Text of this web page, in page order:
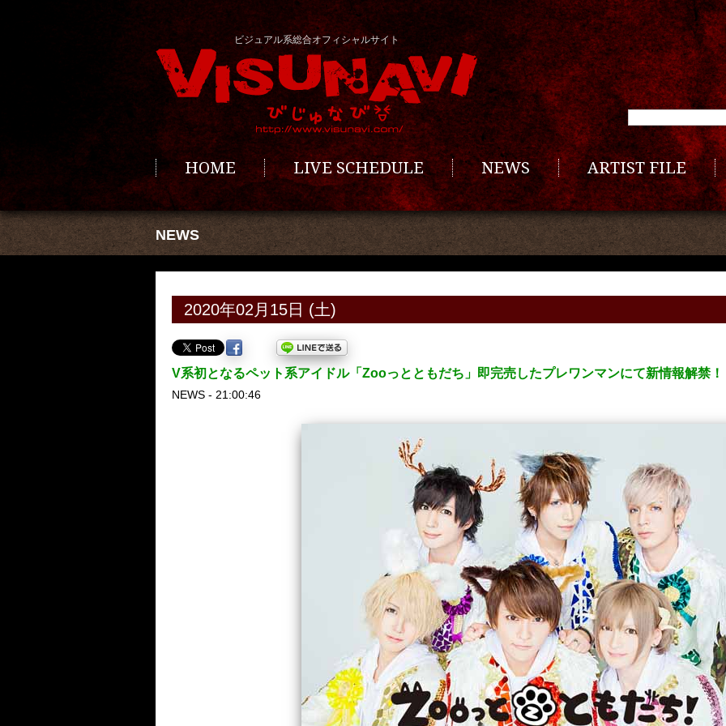
ビジュアル系総合オフィシャルサイト
HOME LIVE SCHEDULE NEWS ARTIST FILE
NEWS
2020年02月15日 (土)
V系初となるペット系アイドル「Zooっとともだち」即完売したプレワンマンにて新情報解禁！
NEWS - 21:00:46